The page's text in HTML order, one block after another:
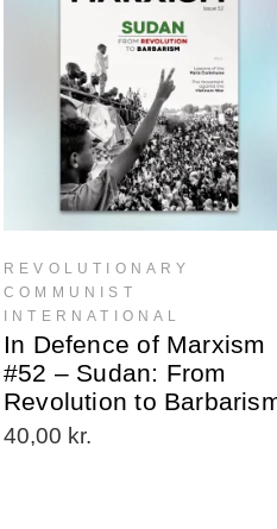
REVOLUTIONARY
COMMUNIST
INTERNATIONAL
In Defence of Marxism
#52 – Sudan: From
Revolution to
40,00 kr.